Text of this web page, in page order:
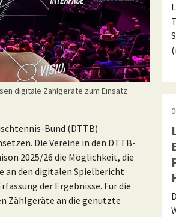
digitale Zählgeräte zum Einsatz
Bund (DTTB)
Die Vereine in den DTTB-
2025/26 die Möglichkeit, die
an den digitalen Spielbericht
der Ergebnisse. Für die
Zählgeräte an die genutzte